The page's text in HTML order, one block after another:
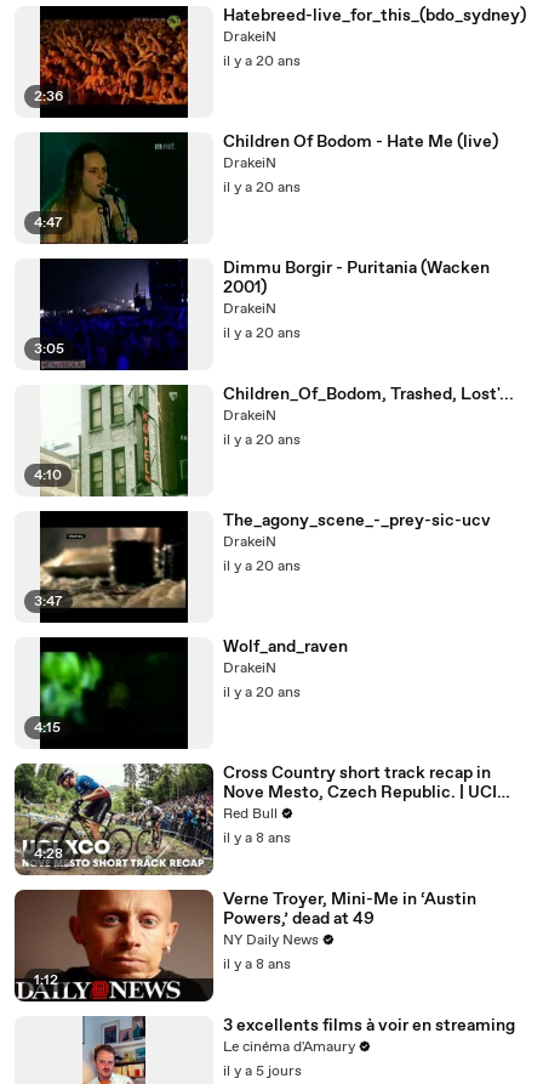
2:36
Hatebreed-live_for_this_(bdo_sydney)
DrakeiN
il y a 20 ans
4:47
Children Of Bodom - Hate Me (live)
DrakeiN
il y a 20 ans
3:05
Dimmu Borgir - Puritania (Wacken
2001)
DrakeiN
il y a 20 ans
4:10
Children_Of_Bodom, Trashed, Lost'...
DrakeiN
il y a 20 ans
3:47
The_agony_scene_-_prey-sic-ucv
DrakeiN
il y a 20 ans
4:15
Wolf_and_raven
DrakeiN
il y a 20 ans
4:28
Cross Country short track recap in
Nove Mesto, Czech Republic. | UCI
MTB 2018
Red Bull
il y a 8 ans
1:12
Verne Troyer, Mini-Me in ‘Austin
Powers,’ dead at 49
NY Daily News
il y a 8 ans
3 excellents films à voir en streaming
Le cinéma d'Amaury
il y a 5 jours